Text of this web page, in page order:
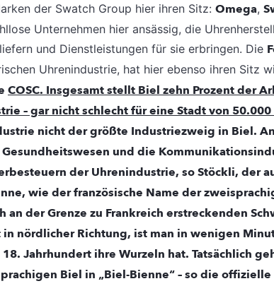
der Swatch Group hier ihren Sitz: Omega,
Unternehmen hier ansässig, die
und Dienstleistungen für sie erbringen. Die
Uhrenindustrie, hat hier ebenso ihren Sitz
COSC. Insgesamt stellt Biel zehn Prozent der
– gar nicht schlecht für eine Stadt von
nicht der größte Industriezweig in Biel.
und die
der Uhrenindustrie, so Stöckli, der
wie der französische Name der
an der Grenze zu Frankreich erstreckenden
in nördlicher Richtung, ist man in wenigen
Jahrhundert ihre Wurzeln hat. Tatsächlich
Biel in „Biel-Bienne“ – so die